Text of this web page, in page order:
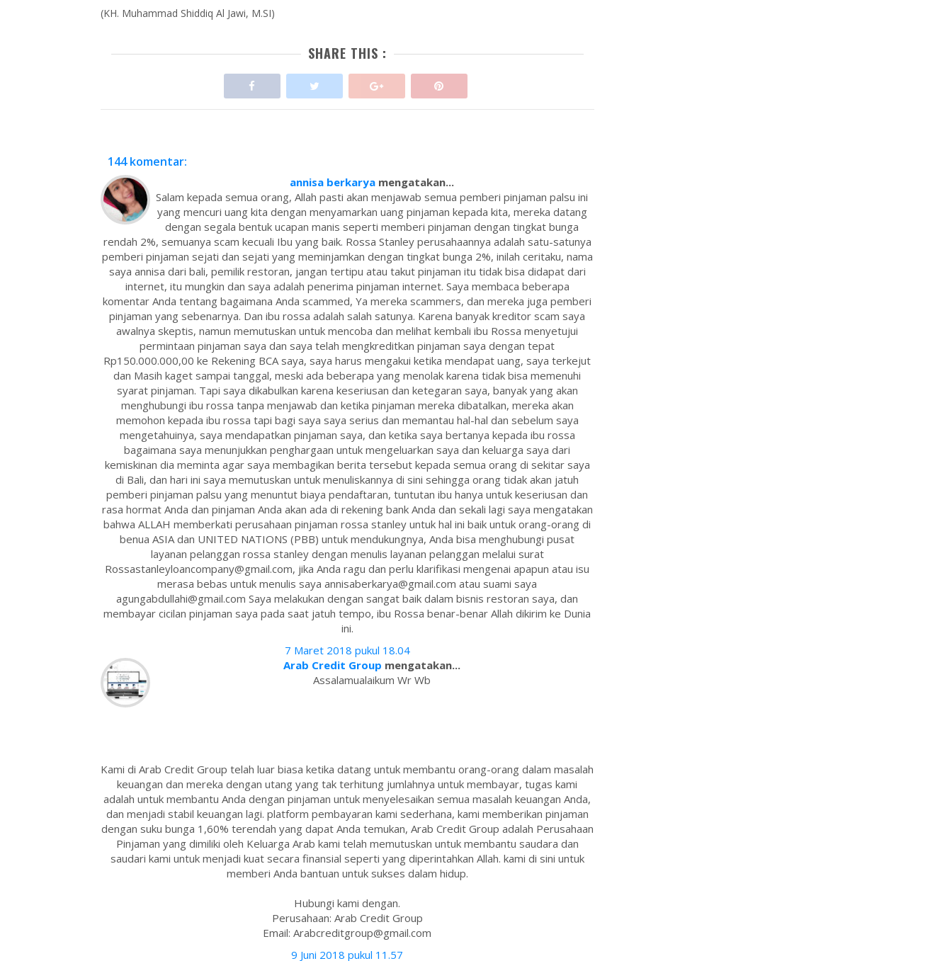
(KH. Muhammad Shiddiq Al Jawi, M.SI)
SHARE THIS :
144 komentar:
annisa berkarya mengatakan...
Salam kepada semua orang, Allah pasti akan menjawab semua pemberi pinjaman palsu ini
yang mencuri uang kita dengan menyamarkan uang pinjaman kepada kita, mereka datang
dengan segala bentuk ucapan manis seperti memberi pinjaman dengan tingkat bunga
rendah 2%, semuanya scam kecuali Ibu yang baik. Rossa Stanley perusahaannya adalah satu-satunya
pemberi pinjaman sejati dan sejati yang meminjamkan dengan tingkat bunga 2%, inilah ceritaku, nama
saya annisa dari bali, pemilik restoran, jangan tertipu atau takut pinjaman itu tidak bisa didapat dari
internet, itu mungkin dan saya adalah penerima pinjaman internet. Saya membaca beberapa
komentar Anda tentang bagaimana Anda scammed, Ya mereka scammers, dan mereka juga pemberi
pinjaman yang sebenarnya. Dan ibu rossa adalah salah satunya. Karena banyak kreditor scam saya
awalnya skeptis, namun memutuskan untuk mencoba dan melihat kembali ibu Rossa menyetujui
permintaan pinjaman saya dan saya telah mengkreditkan pinjaman saya dengan tepat
Rp150.000.000,00 ke Rekening BCA saya, saya harus mengakui ketika mendapat uang, saya terkejut
dan Masih kaget sampai tanggal, meski ada beberapa yang menolak karena tidak bisa memenuhi
syarat pinjaman. Tapi saya dikabulkan karena keseriusan dan ketegaran saya, banyak yang akan
menghubungi ibu rossa tanpa menjawab dan ketika pinjaman mereka dibatalkan, mereka akan
memohon kepada ibu rossa tapi bagi saya saya serius dan memantau hal-hal dan sebelum saya
mengetahuinya, saya mendapatkan pinjaman saya, dan ketika saya bertanya kepada ibu rossa
bagaimana saya menunjukkan penghargaan untuk mengeluarkan saya dan keluarga saya dari
kemiskinan dia meminta agar saya membagikan berita tersebut kepada semua orang di sekitar saya
di Bali, dan hari ini saya memutuskan untuk menuliskannya di sini sehingga orang tidak akan jatuh
pemberi pinjaman palsu yang menuntut biaya pendaftaran, tuntutan ibu hanya untuk keseriusan dan
rasa hormat Anda dan pinjaman Anda akan ada di rekening bank Anda dan sekali lagi saya mengatakan
bahwa ALLAH memberkati perusahaan pinjaman rossa stanley untuk hal ini baik untuk orang-orang di
benua ASIA dan UNITED NATIONS (PBB) untuk mendukungnya, Anda bisa menghubungi pusat
layanan pelanggan rossa stanley dengan menulis layanan pelanggan melalui surat
Rossastanleyloancompany@gmail.com, jika Anda ragu dan perlu klarifikasi mengenai apapun atau isu
merasa bebas untuk menulis saya annisaberkarya@gmail.com atau suami saya
agungabdullahi@gmail.com Saya melakukan dengan sangat baik dalam bisnis restoran saya, dan
membayar cicilan pinjaman saya pada saat jatuh tempo, ibu Rossa benar-benar Allah dikirim ke Dunia
ini.
7 Maret 2018 pukul 18.04
Arab Credit Group mengatakan...
Assalamualaikum Wr Wb
Kami di Arab Credit Group telah luar biasa ketika datang untuk membantu orang-orang dalam masalah
keuangan dan mereka dengan utang yang tak terhitung jumlahnya untuk membayar, tugas kami
adalah untuk membantu Anda dengan pinjaman untuk menyelesaikan semua masalah keuangan Anda,
dan menjadi stabil keuangan lagi. platform pembayaran kami sederhana, kami memberikan pinjaman
dengan suku bunga 1,60% terendah yang dapat Anda temukan, Arab Credit Group adalah Perusahaan
Pinjaman yang dimiliki oleh Keluarga Arab kami telah memutuskan untuk membantu saudara dan
saudari kami untuk menjadi kuat secara finansial seperti yang diperintahkan Allah. kami di sini untuk
memberi Anda bantuan untuk sukses dalam hidup.
Hubungi kami dengan.
Perusahaan: Arab Credit Group
Email: Arabcreditgroup@gmail.com
9 Juni 2018 pukul 11.57